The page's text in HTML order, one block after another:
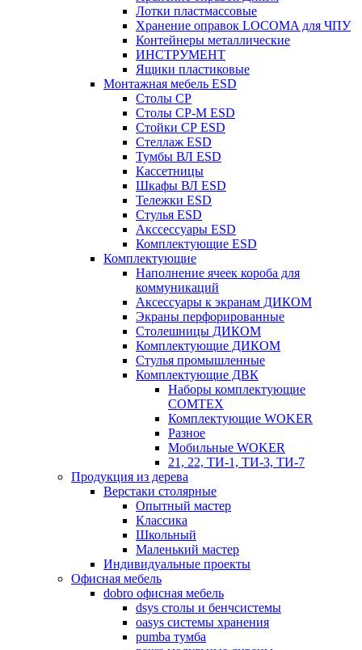
Лотки пластмассовые
Хранение оправок LOCOMA для ЧПУ
Контейнеры металлические
ИНСТРУМЕНТ
Ящики пластиковые
Монтажная мебель ESD
Столы СР
Столы СР-М ESD
Стойки СР ESD
Стеллаж ESD
Тумбы ВЛ ESD
Кассетницы
Шкафы ВЛ ESD
Тележки ESD
Стулья ESD
Акссессуары ESD
Комплектующие ESD
Комплектующие
Наполнение ячеек короба для
коммуникаций
Аксессуары к экранам ДИКОМ
Экраны перфорированные
Cтолешницы ДИКОМ
Комплектующие ДИКОМ
Стулья промышленные
Комплектующие ДВК
Наборы комплектующие
COMTEX
Комплектующие WOKER
Разное
Мобильные WOKER
21, 22, ТИ-1, ТИ-3, ТИ-7
Продукция из дерева
Верстаки столярные
Опытный мастер
Классика
Школьный
Маленький мастер
Индивидуальные проекты
Офисная мебель
dobro офисная мебель
dsys столы и бенчсистемы
oasys системы хранения
pumba тумба